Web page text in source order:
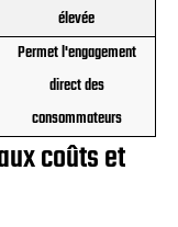
élevée
Permet l'engagement
direct des
consommateurs
coûts et